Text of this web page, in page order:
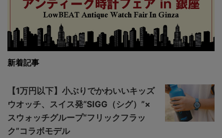
新着記事
【1万円以下】小ぶりでかわいいキッズ
ウオッチ、スイス発“SIGG（シグ）”×
スウォッチグループ“フリックフラッ
ク”コラボモデル